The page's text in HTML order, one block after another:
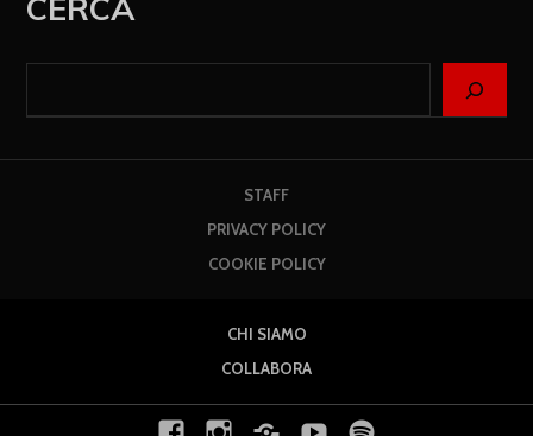
CERCA
STAFF
PRIVACY POLICY
COOKIE POLICY
CHI SIAMO
COLLABORA